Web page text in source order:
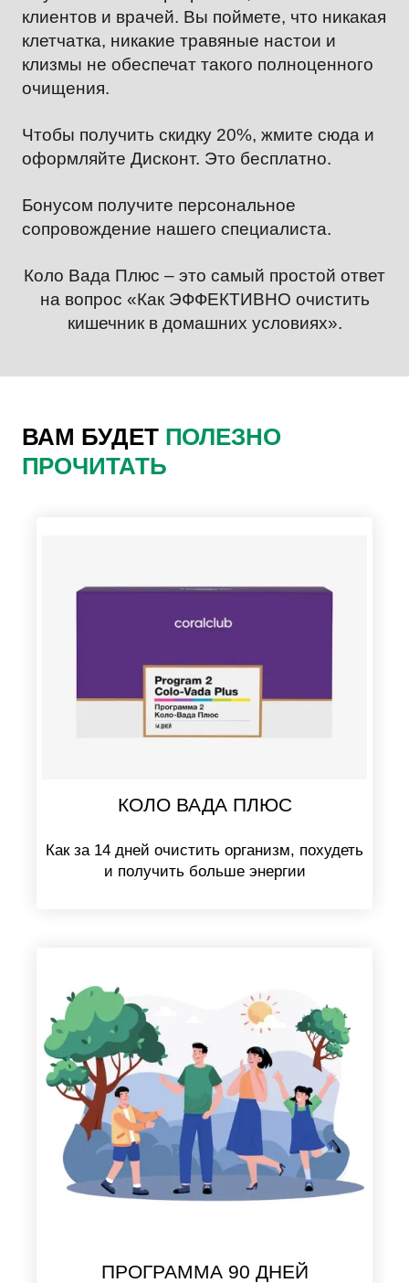
клиентов и врачей. Вы поймете, что никакая
клетчатка, никакие травяные настои и
клизмы не обеспечат такого полноценного
очищения.
Чтобы получить скидку 20%, жмите сюда и
оформляйте Дисконт. Это бесплатно.
Бонусом получите персональное
сопровождение нашего специалиста.
Коло Вада Плюс – это самый простой ответ
на вопрос «Как ЭФФЕКТИВНО очистить
кишечник в домашних условиях».
ВАМ БУДЕТ ПОЛЕЗНО
ПРОЧИТАТЬ
КОЛО ВАДА ПЛЮС
Как за 14 дней очистить организм, похудеть
и получить больше энергии
ПРОГРАММА 90 ДНЕЙ